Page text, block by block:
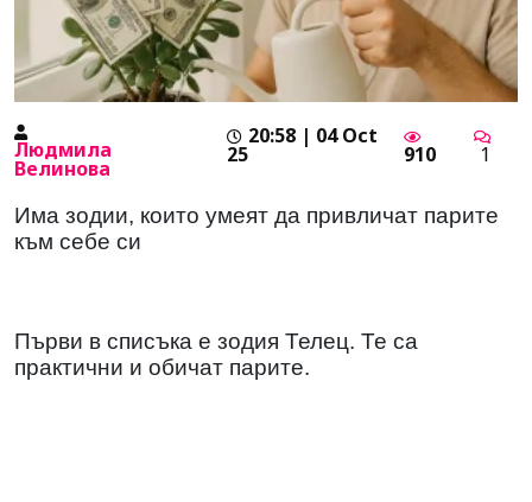
Людмила
Велинова
20:58 | 04 Oct
25 910 1
Има зодии, които умеят да привличат парите
към себе си
Първи в списъка е зодия Телец. Те са
практични и обичат парите.